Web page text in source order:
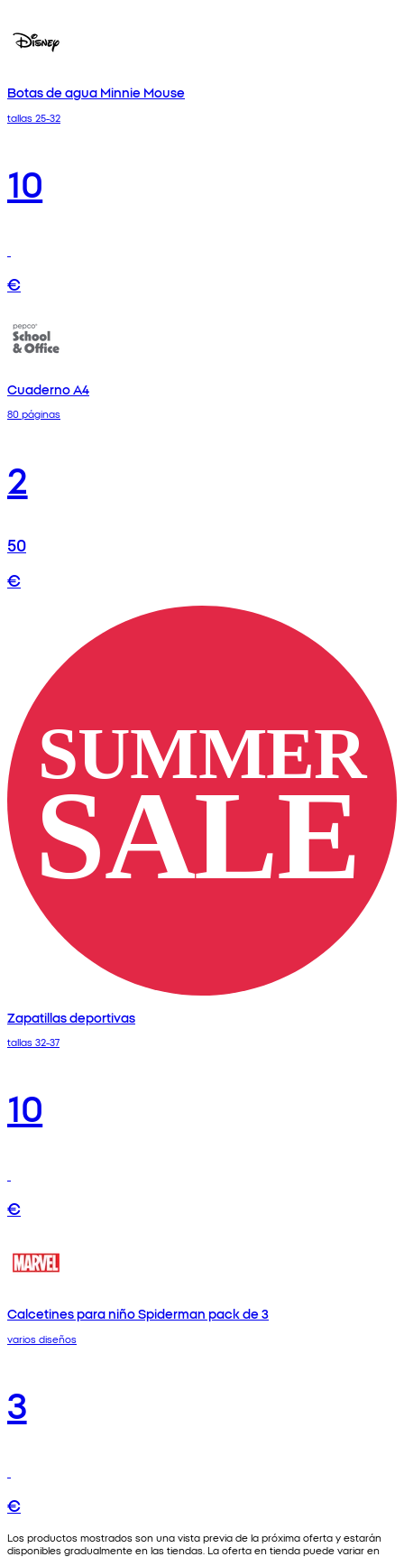
Botas de agua Minnie Mouse
tallas 25-32
10
€
Cuaderno A4
80 páginas
2
50
€
Zapatillas deportivas
tallas 32-37
10
€
Calcetines para niño Spiderman pack de 3
varios diseños
3
€
Los productos mostrados son una vista previa de la próxima oferta y estarán
disponibles gradualmente en las tiendas. La oferta en tienda puede variar en